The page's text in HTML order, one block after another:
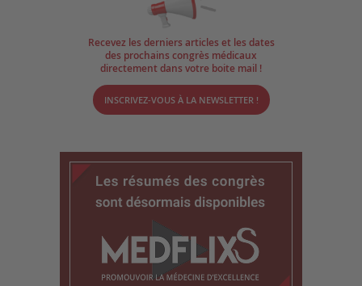
Recevez les derniers articles et les dates
des prochains congrès médicaux
directement dans votre boite mail !
INSCRIVEZ-VOUS À LA NEWSLETTER !